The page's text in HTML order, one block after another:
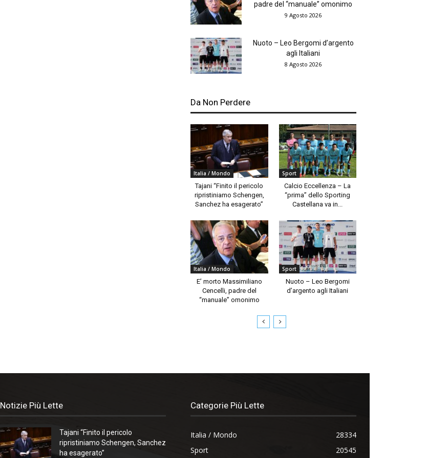
padre del “manuale” omonimo
9 Agosto 2026
Nuoto – Leo Bergomi d’argento
agli Italiani
8 Agosto 2026
Da Non Perdere
Italia / Mondo
Tajani “Finito il pericolo
ripristiniamo Schengen,
Sanchez ha esagerato”
Sport
Calcio Eccellenza – La
“prima” dello Sporting
Castellana va in...
Italia / Mondo
E’ morto Massimiliano
Cencelli, padre del
“manuale” omonimo
Sport
Nuoto – Leo Bergomi
d’argento agli Italiani
Notizie Più Lette
Tajani “Finito il pericolo
ripristiniamo Schengen, Sanchez
ha esagerato”
Categorie Più Lette
Italia / Mondo
28334
Sport
20545